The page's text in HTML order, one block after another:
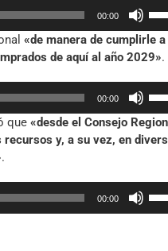
00:00
de
o
el
«de manera de cumplirle
de aquí al año 2029».
00:00
de
que «desde el Consejo
y, a su vez, en
.
00:00